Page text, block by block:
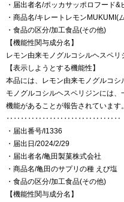
・届出者名/ポッカサッポロフード&
・商品名/キレートレモンMUKUMI(
・食品の区分/加工食品(その他)
【機能性関与成分名】
レモン由来モノグルコシルヘスペリ
【表示しようとする機能性】
本品には、レモン由来モノグルコ
モノグルコシルヘスペリジンには
機能があることが報告されています。
‥‥‥‥‥‥‥‥‥‥‥‥‥‥‥‥
・届出番号/I1336
・届出日/2024/2/29
・届出者名/亀田製菓株式会社
・商品名/亀田のサプリの種 えび塩
・食品の区分/加工食品(その他)
【機能性関与成分名】